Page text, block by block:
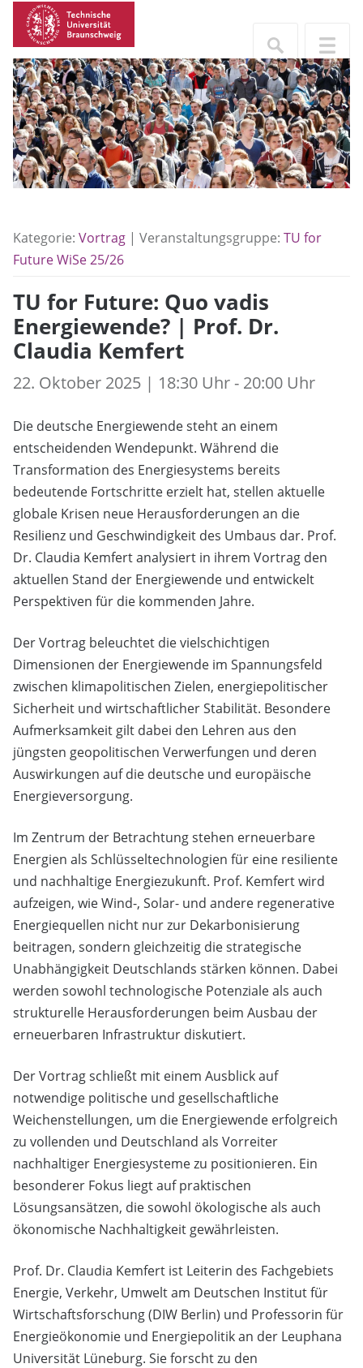
Kategorie: Vortrag | Veranstaltungsgruppe: TU for
Future WiSe 25/26
TU for Future: Quo vadis
Energiewende? | Prof. Dr.
Claudia Kemfert
22. Oktober 2025 | 18:30 Uhr - 20:00 Uhr
Die deutsche Energiewende steht an einem
entscheidenden Wendepunkt. Während die
Transformation des Energiesystems bereits
bedeutende Fortschritte erzielt hat, stellen aktuelle
globale Krisen neue Herausforderungen an die
Resilienz und Geschwindigkeit des Umbaus dar. Prof.
Dr. Claudia Kemfert analysiert in ihrem Vortrag den
aktuellen Stand der Energiewende und entwickelt
Perspektiven für die kommenden Jahre.
Der Vortrag beleuchtet die vielschichtigen
Dimensionen der Energiewende im Spannungsfeld
zwischen klimapolitischen Zielen, energiepolitischer
Sicherheit und wirtschaftlicher Stabilität. Besondere
Aufmerksamkeit gilt dabei den Lehren aus den
jüngsten geopolitischen Verwerfungen und deren
Auswirkungen auf die deutsche und europäische
Energieversorgung.
Im Zentrum der Betrachtung stehen erneuerbare
Energien als Schlüsseltechnologien für eine resiliente
und nachhaltige Energiezukunft. Prof. Kemfert wird
aufzeigen, wie Wind-, Solar- und andere regenerative
Energiequellen nicht nur zur Dekarbonisierung
beitragen, sondern gleichzeitig die strategische
Unabhängigkeit Deutschlands stärken können. Dabei
werden sowohl technologische Potenziale als auch
strukturelle Herausforderungen beim Ausbau der
erneuerbaren Infrastruktur diskutiert.
Der Vortrag schließt mit einem Ausblick auf
notwendige politische und gesellschaftliche
Weichenstellungen, um die Energiewende erfolgreich
zu vollenden und Deutschland als Vorreiter
nachhaltiger Energiesysteme zu positionieren. Ein
besonderer Fokus liegt auf praktischen
Lösungsansätzen, die sowohl ökologische als auch
ökonomische Nachhaltigkeit gewährleisten.
Prof. Dr. Claudia Kemfert ist Leiterin des Fachgebiets
Energie, Verkehr, Umwelt am Deutschen Institut für
Wirtschaftsforschung (DIW Berlin) und Professorin für
Energieökonomie und Energiepolitik an der Leuphana
Universität Lüneburg. Sie forscht zu den